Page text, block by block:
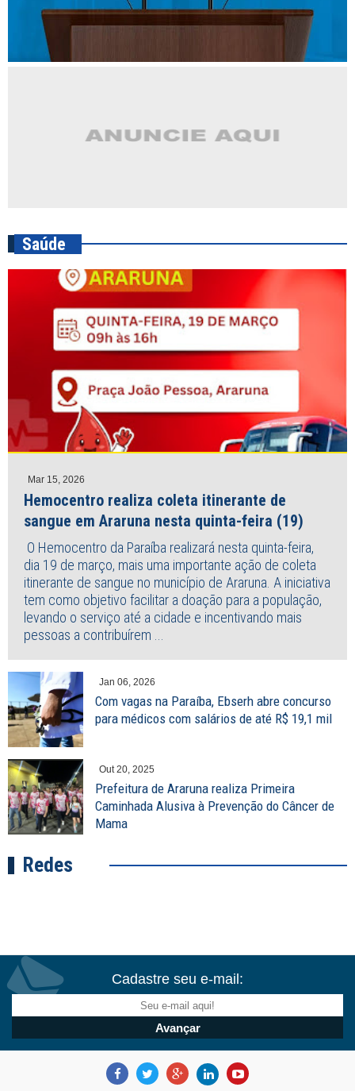
Saúde
Mar 15, 2026
Hemocentro realiza coleta itinerante de
sangue em Araruna nesta quinta-feira (19)
O Hemocentro da Paraíba realizará nesta quinta-feira,
dia 19 de março, mais uma importante ação de coleta
itinerante de sangue no município de Araruna. A iniciativa
tem como objetivo facilitar a doação para a população,
levando o serviço até a cidade e incentivando mais
pessoas a contribuírem ...
Jan 06, 2026
Com vagas na Paraíba, Ebserh abre concurso
para médicos com salários de até R$ 19,1 mil
Out 20, 2025
Prefeitura de Araruna realiza Primeira
Caminhada Alusiva à Prevenção do Câncer de
Mama
Redes
Cadastre seu e-mail: